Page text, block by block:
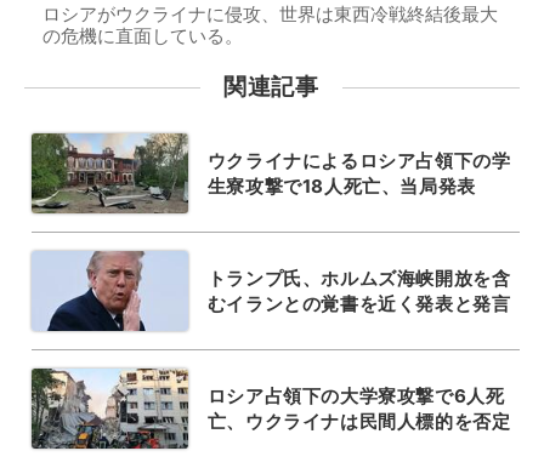
ロシアがウクライナに侵攻、世界は東西冷戦終結後最大
の危機に直面している。
関連記事
ウクライナによるロシア占領下の学
生寮攻撃で18人死亡、当局発表
トランプ氏、ホルムズ海峡開放を含
むイランとの覚書を近く発表と発言
ロシア占領下の大学寮攻撃で6人死
亡、ウクライナは民間人標的を否定